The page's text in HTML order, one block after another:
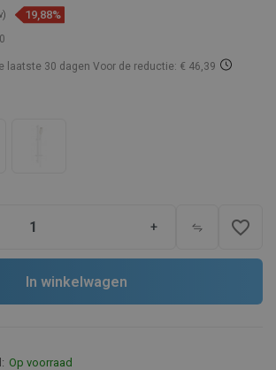
19,88%
laatste 30 dagen Voor de reductie: € 46,39
+ favorite_border
In winkelwagen
Op voorraad